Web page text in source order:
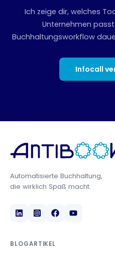
Ich zeige dir, welches
Unternehmen
Buchhaltungsworkflow
Infocall
Automatisierte Buchhaltung,
die wirklich Spaß macht.
BLOGARTIKEL